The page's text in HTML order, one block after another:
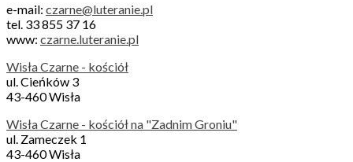
e-mail: czarne@luteranie.pl
tel. 33 855 37 16
www: czarne.luteranie.pl
Wisła Czarne - kościół
ul. Cieńków 3
43-460 Wisła
Wisła Czarne - kościół na "Zadnim Groniu"
ul. Zameczek 1
43-460 Wisła